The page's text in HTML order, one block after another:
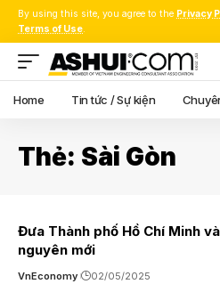
By using this site, you agree to the Privacy
Terms of Use.
Home Tin tức / Sự kiện
Thẻ: Sài Gòn
Đưa Thành phố Hồ Chí Minh
nguyên mới
VnEconomy 02/05/2025